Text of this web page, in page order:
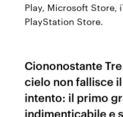
Play, Microsoft Store,
PlayStation Store.
Ciononostante
cielo non fallisce
intento: il primo
indimenticabile e